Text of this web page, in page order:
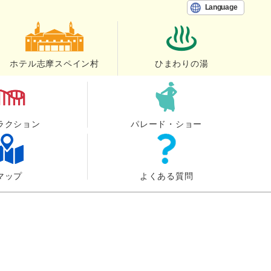
Language
ホテル志摩スペイン村 ひまわりの湯
クション パレード・ショー
ップ よくある質問